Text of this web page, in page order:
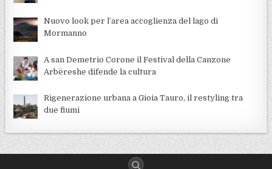
Nuovo look per l’area accoglienza del lago di
Mormanno
A san Demetrio Corone il Festival della Canzone
Arbëreshe difende la cultura
Rigenerazione urbana a Gioia Tauro, il restyling tra
due fiumi